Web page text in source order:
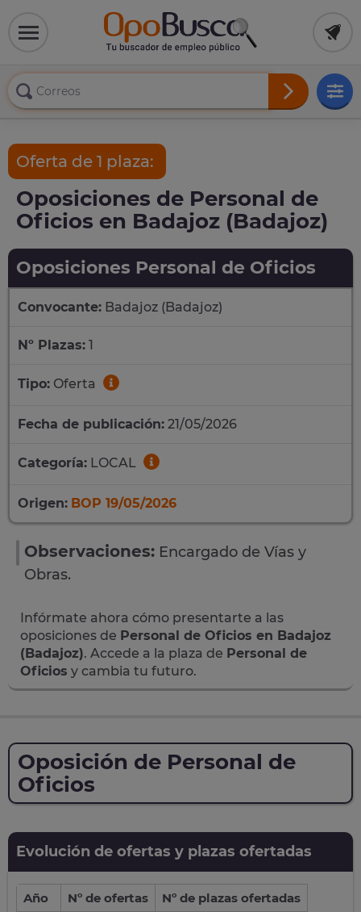
Oferta de 1 plaza:
Oposiciones de Personal de
Oficios en Badajoz (Badajoz)
Oposiciones Personal de Oficios
Convocante: Badajoz (Badajoz)
Nº Plazas: 1
Tipo: Oferta
Fecha de publicación: 21/05/2026
Categoría: LOCAL
Origen: BOP 19/05/2026
Observaciones: Encargado de Vías y
Obras.
Infórmate ahora cómo presentarte a las
oposiciones de Personal de Oficios en Badajoz
(Badajoz). Accede a la plaza de Personal de
Oficios y cambia tu futuro.
Oposición de Personal de
Oficios
Evolución de ofertas y plazas ofertadas
Año Nº de ofertas
Nº de plazas ofertadas